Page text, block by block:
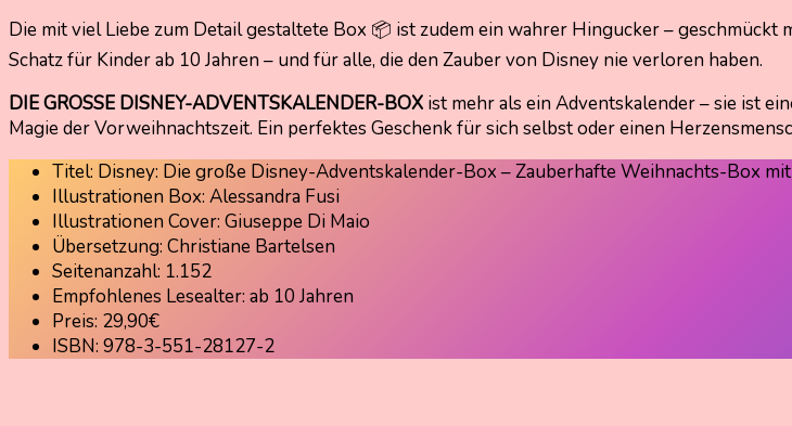
Die mit viel Liebe zum Detail gestaltete Box 📦 ist zudem ein wahrer Hingucker –
Schatz für Kinder ab 10 Jahren – und für alle, die den Zauber von Disney nie verloren haben.
DIE GROSSE DISNEY-ADVENTSKALENDER-BOX ist mehr als ein Adventskalender – sie ist
Magie der Vorweihnachtszeit. Ein perfektes Geschenk für sich selbst oder einen
Titel: Disney: Die große Disney-Adventskalender-Box – Zauberhafte Weihnachts-Box
Illustrationen Box: Alessandra Fusi
Illustrationen Cover: Giuseppe Di Maio
Übersetzung: Christiane Bartelsen
Seitenanzahl: 1.152
Empfohlenes Lesealter: ab 10 Jahren
Preis: 29,90€
ISBN: 978-3-551-28127-2